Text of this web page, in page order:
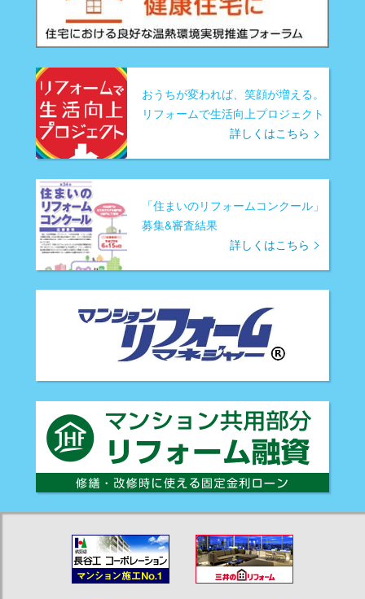
おうちが変われば、笑顔が増える。
リフォームで生活向上プロジェクト
詳しくはこちら
「住まいのリフォームコンクール」
募集&審査結果
詳しくはこちら